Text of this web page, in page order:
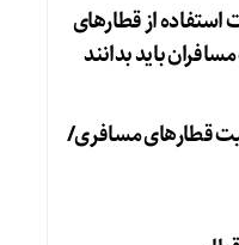
استفاده از قطارهای
باید بدانند
قطارهای مسافری/